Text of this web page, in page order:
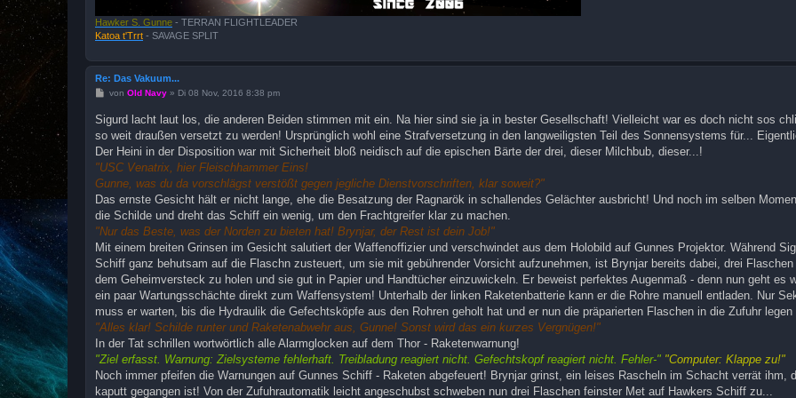
Hawker S. Gunne - TERRAN FLIGHTLEADER
Katoa t'Trrt - SAVAGE SPLIT
Re: Das Vakuum...
B
t
r
g
von Old Navy» Di 08 Nov, 2016 8:38 pm
Sigurd lacht laut los, die anderen Beiden stimmen mit ein. Na hier sind sie ja in bester Gesellschaft! Vielleicht war es doch nicht sos
so weit draußen versetzt zu werden! Ursprünglich wohl eine Strafversetzung in den langweiligsten Teil des Sonnensystems für...
Der Heini in der Disposition war mit Sicherheit bloß neidisch auf die epischen Bärte der drei, dieser Milchbub, dieser...!
"USC Venatrix, hier Fleischhammer Eins!
Gunne, was du da vorschlägst verstößt gegen jegliche Dienstvorschriften, klar soweit?"
Das ernste Gesicht hält er nicht lange, ehe die Besatzung der Ragnarök in schallendes Gelächter ausbricht! Und noch im selben
die Schilde und dreht das Schiff ein wenig, um den Frachtgreifer klar zu machen.
"Nur das Beste, was der Norden zu bieten hat! Brynjar, der Rest ist dein Job!"
Mit einem breiten Grinsen im Gesicht salutiert der Waffenoffizier und verschwindet aus dem Holobild auf Gunnes Projektor. Während
Schiff ganz behutsam auf die Flaschn zusteuert, um sie mit gebührender Vorsicht aufzunehmen, ist Brynjar bereits dabei, drei
dem Geheimversteck zu holen und sie gut in Papier und Handtücher einzuwickeln. Er beweist perfektes Augenmaß - denn nun geht es
ein paar Wartungsschächte direkt zum Waffensystem! Unterhalb der linken Raketenbatterie kann er die Rohre manuell entladen. Nur
muss er warten, bis die Hydraulik die Gefechtsköpfe aus den Rohren geholt hat und er nun die präparierten Flaschen in die Zufuhr legen
"Alles klar! Schilde runter und Raketenabwehr aus, Gunne! Sonst wird das ein kurzes Vergnügen!"
In der Tat schrillen wortwörtlich alle Alarmglocken auf dem Thor - Raketenwarnung!
"Ziel erfasst. Warnung: Zielsysteme fehlerhaft. Treibladung reagiert nicht. Gefechtskopf reagiert nicht. Fehler-" "Computer: Klappe zu!"
Noch immer pfeifen die Warnungen auf Gunnes Schiff - Raketen abgefeuert! Brynjar grinst, ein leises Rascheln im Schacht verrät ihm,
kaputt gegangen ist! Von der Zufuhrautomatik leicht angeschubst schweben nun drei Flaschen feinster Met auf Hawkers Schiff zu...